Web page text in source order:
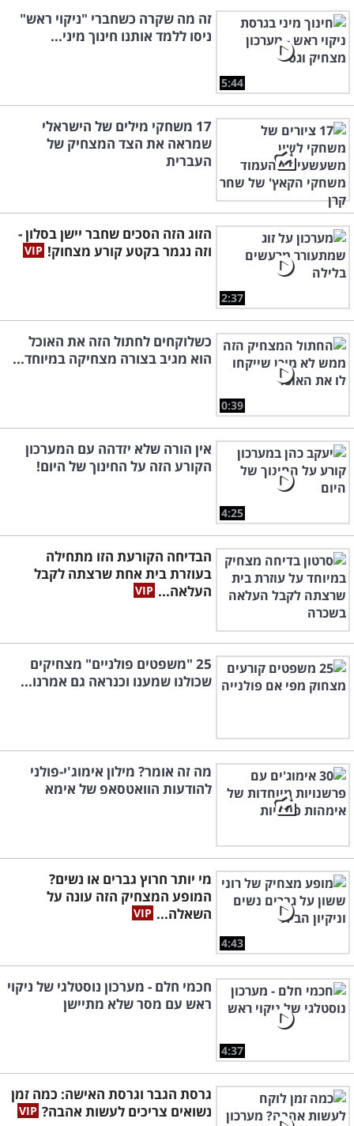
5:44
זה מה שקרה כשחברי "ניקוי ראש"
ניסו ללמד אותנו חינוך מיני...
17 משחקי מילים של הישראלי
שמראה את הצד המצחיק של
העברית
2:37
הזוג הזה הסכים שחבר יישן בסלון -
וזה נגמר בקטע קורע מצחוק!
0:39
כשלוקחים לחתול הזה את האוכל
הוא מגיב בצורה מצחיקה במיוחד...
4:25
אין הורה שלא יזדהה עם המערכון
הקורע הזה על החינוך של היום!
הבדיחה הקורעת הזו מתחילה
בעוזרת בית אחת שרצתה לקבל
העלאה...
25 "משפטים פולניים" מצחיקים
שכולנו שמענו וכנראה גם אמרנו...
מה זה אומר? מילון אימוג'י-פולני
להודעות הוואטסאפ של אימא
4:43
מי יותר חרוץ גברים או נשים?
המופע המצחיק הזה עונה על
השאלה...
4:37
חכמי חלם - מערכון נוסטלגי של ניקוי
ראש עם מסר שלא מתיישן
גרסת הגבר וגרסת האישה: כמה זמן
נשואים צריכים לעשות אהבה?